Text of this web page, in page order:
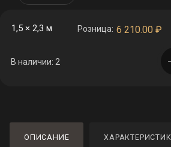
1,5 × 2,3 м Розница: 6 210.00 ₽
В наличии: 2
ОПИСАНИЕ